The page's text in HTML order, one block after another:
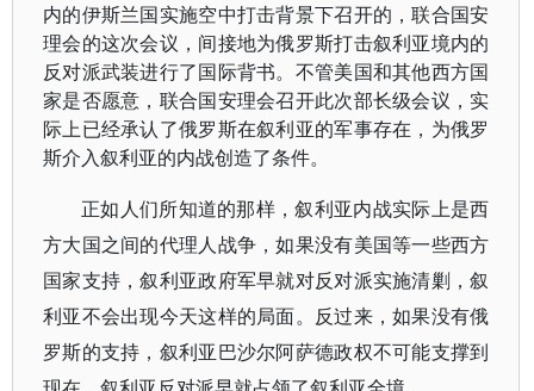
内的伊斯兰国实施空中打击背景下召开的，联合国安
理会的这次会议，间接地为俄罗斯打击叙利亚境内的
反对派武装进行了国际背书。不管美国和其他西方国
家是否愿意，联合国安理会召开此次部长级会议，实
际上已经承认了俄罗斯在叙利亚的军事存在，为俄罗
斯介入叙利亚的内战创造了条件。
正如人们所知道的那样，叙利亚内战实际上是西
方大国之间的代理人战争，如果没有美国等一些西方
国家支持，叙利亚政府军早就对反对派实施清剿，叙
利亚不会出现今天这样的局面。反过来，如果没有俄
罗斯的支持，叙利亚巴沙尔阿萨德政权不可能支撑到